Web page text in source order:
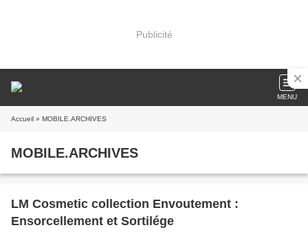
Publicité
MENU
Accueil » MOBILE.ARCHIVES
MOBILE.ARCHIVES
LM Cosmetic collection Envoutement :
Ensorcellement et Sortilége